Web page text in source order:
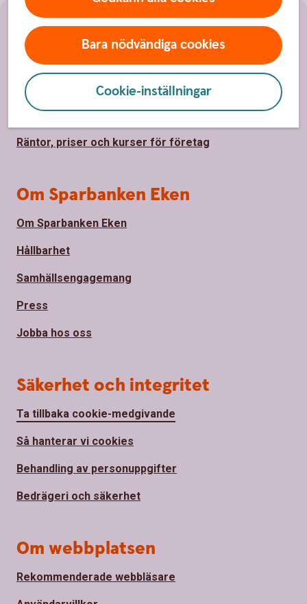
Bara nödvändiga cookies
Cookie-inställningar
Sidfot
Hitta snabbt
Kontakta oss
Spärrhjälp
Priser, räntor och kurser för privatpersoner
Räntor, priser och kurser för företag
Om Sparbanken Eken
Om Sparbanken Eken
Hållbarhet
Samhällsengagemang
Press
Jobba hos oss
Säkerhet och integritet
Ta tillbaka cookie-medgivande
Så hanterar vi cookies
Behandling av personuppgifter
Bedrägeri och säkerhet
Om webbplatsen
Rekommenderade webbläsare